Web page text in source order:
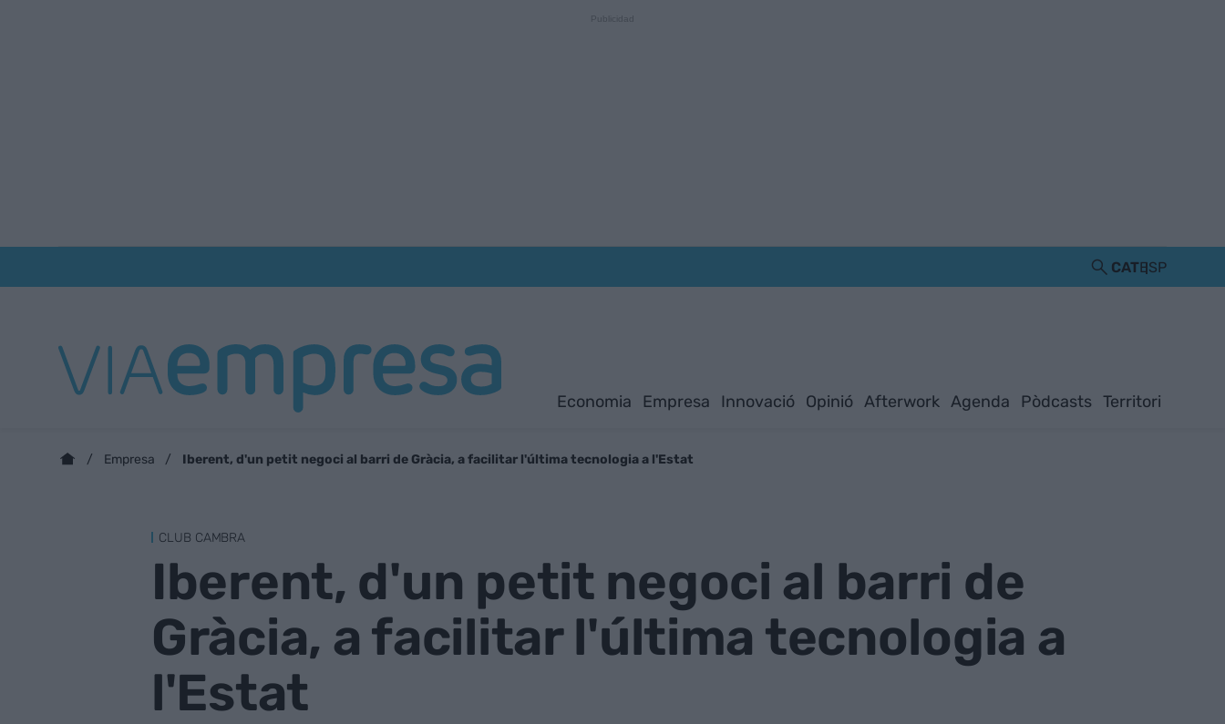
CATESP
Economia Empresa Innovació Opinió Afterwork Agenda Pòdcasts Territori
Empresa Iberent, d'un petit negoci al barri de Gràcia, a facilitar l'última tecnologia a l'Estat
CLUB CAMBRA
Iberent, d'un petit negoci al barri de
Gràcia, a facilitar l'última tecnologia a
l'Estat